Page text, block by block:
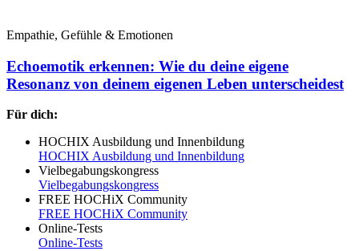
Empathie, Gefühle & Emotionen
Echoemotik erkennen: Wie du deine eigene
Resonanz von deinem eigenen Leben unterscheidest
Für dich:
HOCHIX Ausbildung und Innenbildung
HOCHIX Ausbildung und Innenbildung
Vielbegabungskongress
Vielbegabungskongress
FREE HOCHiX Community
FREE HOCHiX Community
Online-Tests
Online-Tests